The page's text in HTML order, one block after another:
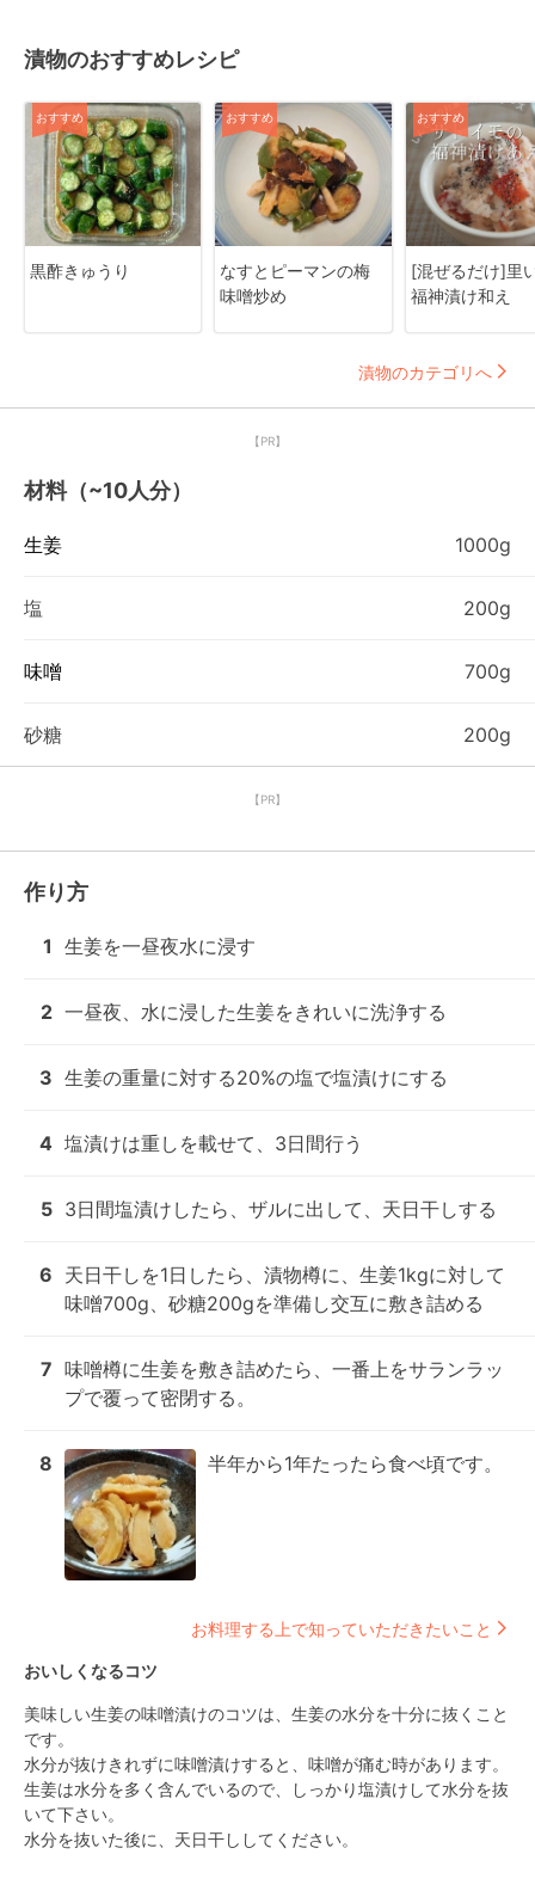
漬物のおすすめレシピ
おすすめ
黒酢きゅうり
おすすめ
なすとピーマンの梅
味噌炒め
おすすめ
[混ぜるだけ]里
福神漬け和え
漬物のカテゴリへ
【PR】
材料（~10人分）
生姜 1000g
塩 200g
味噌 700g
砂糖 200g
【PR】
作り方
1 生姜を一昼夜水に浸す
2 一昼夜、水に浸した生姜をきれいに洗浄する
3 生姜の重量に対する20%の塩で塩漬けにする
4 塩漬けは重しを載せて、3日間行う
5 3日間塩漬けしたら、ザルに出して、天日干しする
6 天日干しを1日したら、漬物樽に、生姜1kgに対して
味噌700g、砂糖200gを準備し交互に敷き詰める
7 味噌樽に生姜を敷き詰めたら、一番上をサランラッ
プで覆って密閉する。
8 半年から1年たったら食べ頃です。
お料理する上で知っていただきたいこと
おいしくなるコツ
美味しい生姜の味噌漬けのコツは、生姜の水分を十分に抜くこと
です。
水分が抜けきれずに味噌漬けすると、味噌が痛む時があります。
生姜は水分を多く含んでいるので、しっかり塩漬けして水分を抜
いて下さい。
水分を抜いた後に、天日干ししてください。